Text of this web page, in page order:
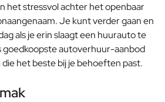
het stressvol achter het openbaar
Je kunt verder gaan en
als je erin slaagt een huurauto te
goedkoopste autoverhuur-aanbod
het beste bij je behoeften past.